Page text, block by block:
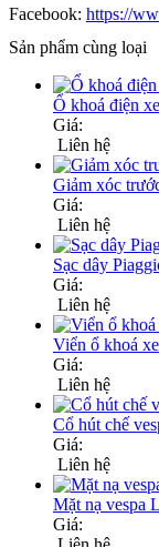
Facebook: https://
Sản phẩm cùng loại
Ổ khoá điện
Giá:
Liên hệ
Giảm xóc
Giá:
Liên hệ
Sạc dây
Giá:
Liên hệ
Viển ổ khoá
Giá:
Liên hệ
Cổ hút chế
Giá:
Liên hệ
Mặt nạ vespa
Giá: